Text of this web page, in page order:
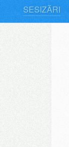
SESIZĂRI